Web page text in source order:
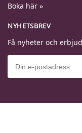
Boka här »
NYHETSBREV
Få nyheter och